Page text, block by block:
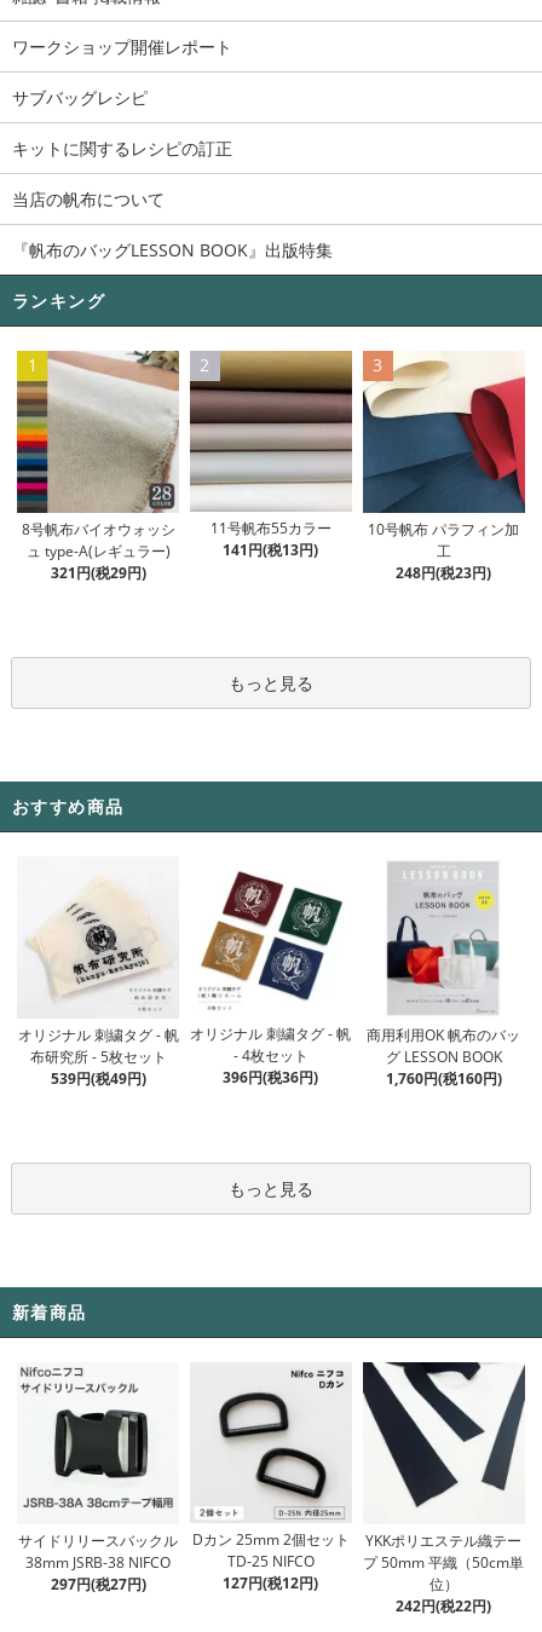
ワークショップ開催レポート
サブバッグレシピ
キットに関するレシピの訂正
当店の帆布について
『帆布のバッグLESSON BOOK』出版特集
ランキング
1
8号帆布バイオウォッシ
ュ type-A(レギュラー)
321円(税29円)
2
11号帆布55カラー
141円(税13円)
3
10号帆布 パラフィン加
工
248円(税23円)
もっと見る
おすすめ商品
オリジナル 刺繍タグ - 帆
布研究所 - 5枚セット
539円(税49円)
オリジナル 刺繍タグ - 帆
- 4枚セット
396円(税36円)
商用利用OK 帆布のバッ
グ LESSON BOOK
1,760円(税160円)
もっと見る
新着商品
サイドリリースバックル
38mm JSRB-38 NIFCO
297円(税27円)
Dカン 25mm 2個セット
TD-25 NIFCO
127円(税12円)
YKKポリエステル織テー
プ 50mm 平織（50cm単
位）
242円(税22円)